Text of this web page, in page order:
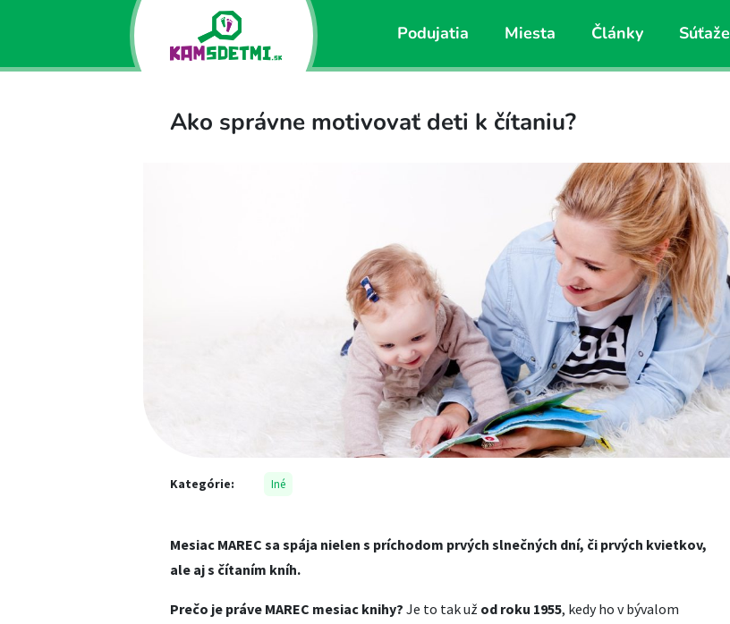
Podujatia Miesta Články Súťaže
Ako správne motivovať deti k čítaniu?
Kategórie: Iné
Mesiac MAREC sa spája nielen s príchodom prvých slnečných dní, či prvých kvietkov,
ale aj s čítaním kníh.
Prečo je práve MAREC mesiac knihy? Je to tak už od roku 1955, kedy ho v bývalom